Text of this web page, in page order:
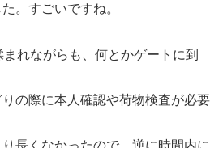
。すごいですね。
れながらも、何とかゲートに到
の際に本人確認や荷物検査が必要
長くなかったので、逆に時間内に